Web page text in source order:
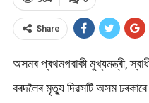
Share
অসমৰ প্ৰথমগৰাকী মুখ্যমন্ত্ৰী,
বৰদলৈৰ মৃত্যু দিৱসটি অসম